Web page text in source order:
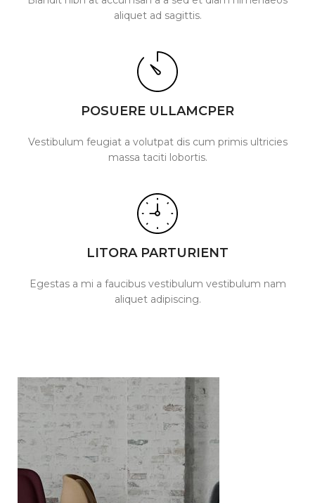
aliquet ad sagittis.
POSUERE ULLAMCPER
Vestibulum feugiat a volutpat dis cum primis ultricies
massa taciti lobortis.
LITORA PARTURIENT
Egestas a mi a faucibus vestibulum vestibulum nam
aliquet adipiscing.